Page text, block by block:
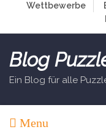
Wettbewerbe
Blog
Ein Blog für alle
Menu